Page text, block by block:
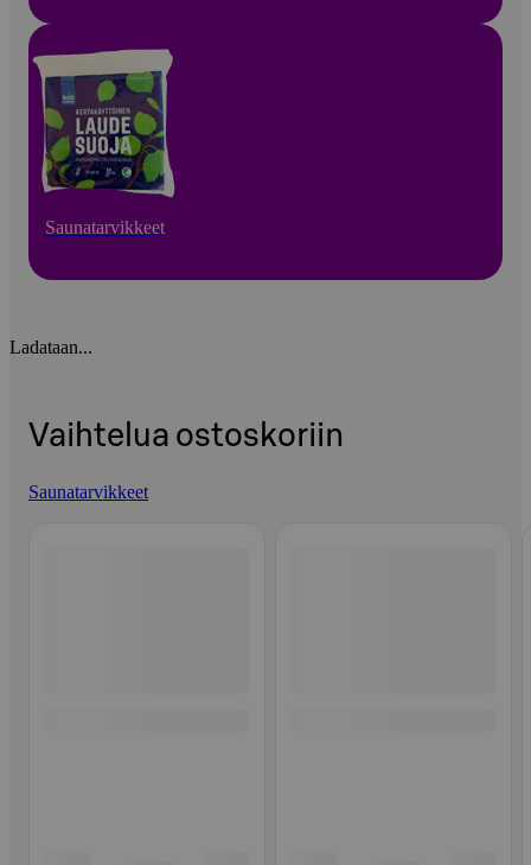
Saunatarvikkeet
Ladataan...
Vaihtelua ostoskoriin
Saunatarvikkeet